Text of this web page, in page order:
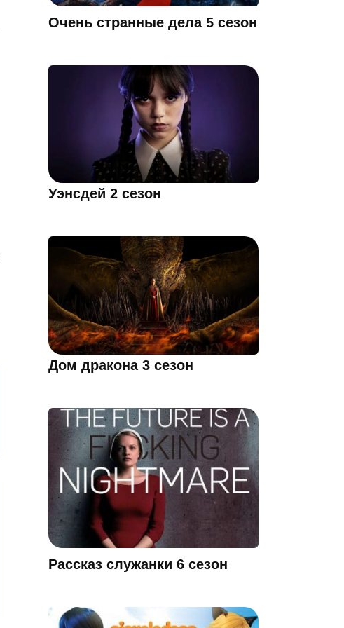
Очень странные дела 5 сезон
Уэнсдей 2 сезон
Дом дракона 3 сезон
Рассказ служанки 6 сезон